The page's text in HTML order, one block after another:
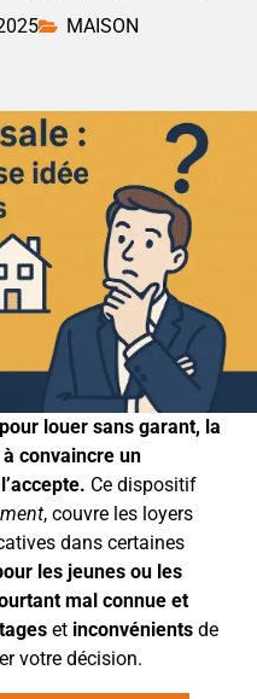
MAISON
louer sans garant, la
convaincre un
Ce dispositif
, couvre les loyers
dans certaines
les jeunes ou les
mal connue et
et inconvénients de
votre décision.